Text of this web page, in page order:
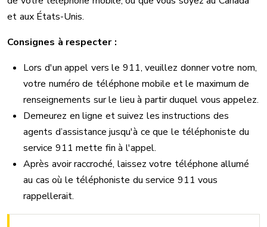
et aux États-Unis.
Consignes à respecter :
Lors d'un appel vers le 911, veuillez donner votre nom,
votre numéro de téléphone mobile et le maximum de
renseignements sur le lieu à partir duquel vous appelez.
Demeurez en ligne et suivez les instructions des
agents d’assistance jusqu'à ce que le téléphoniste du
service 911 mette fin à l'appel.
Après avoir raccroché, laissez votre téléphone allumé
au cas où le téléphoniste du service 911 vous
rappellerait.